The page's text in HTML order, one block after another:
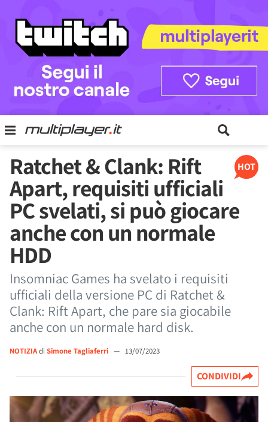
HOT
Ratchet & Clank: Rift
Apart, requisiti ufficiali
PC svelati, si può giocare
anche con un normale
HDD
Insomniac Games ha svelato i requisiti
ufficiali della versione PC di Ratchet &
Clank: Rift Apart, che pare sia giocabile
anche con un normale hard disk.
NOTIZIAdi Simone Tagliaferri — 13/07/2023
CONDIVIDI